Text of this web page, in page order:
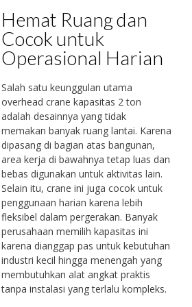
Hemat Ruang dan
Cocok untuk
Operasional Harian
Salah satu keunggulan utama
overhead crane kapasitas 2 ton
adalah desainnya yang tidak
memakan banyak ruang lantai. Karena
dipasang di bagian atas bangunan,
area kerja di bawahnya tetap luas dan
bebas digunakan untuk aktivitas lain.
Selain itu, crane ini juga cocok untuk
penggunaan harian karena lebih
fleksibel dalam pergerakan. Banyak
perusahaan memilih kapasitas ini
karena dianggap pas untuk kebutuhan
industri kecil hingga menengah yang
membutuhkan alat angkat praktis
tanpa instalasi yang terlalu kompleks.